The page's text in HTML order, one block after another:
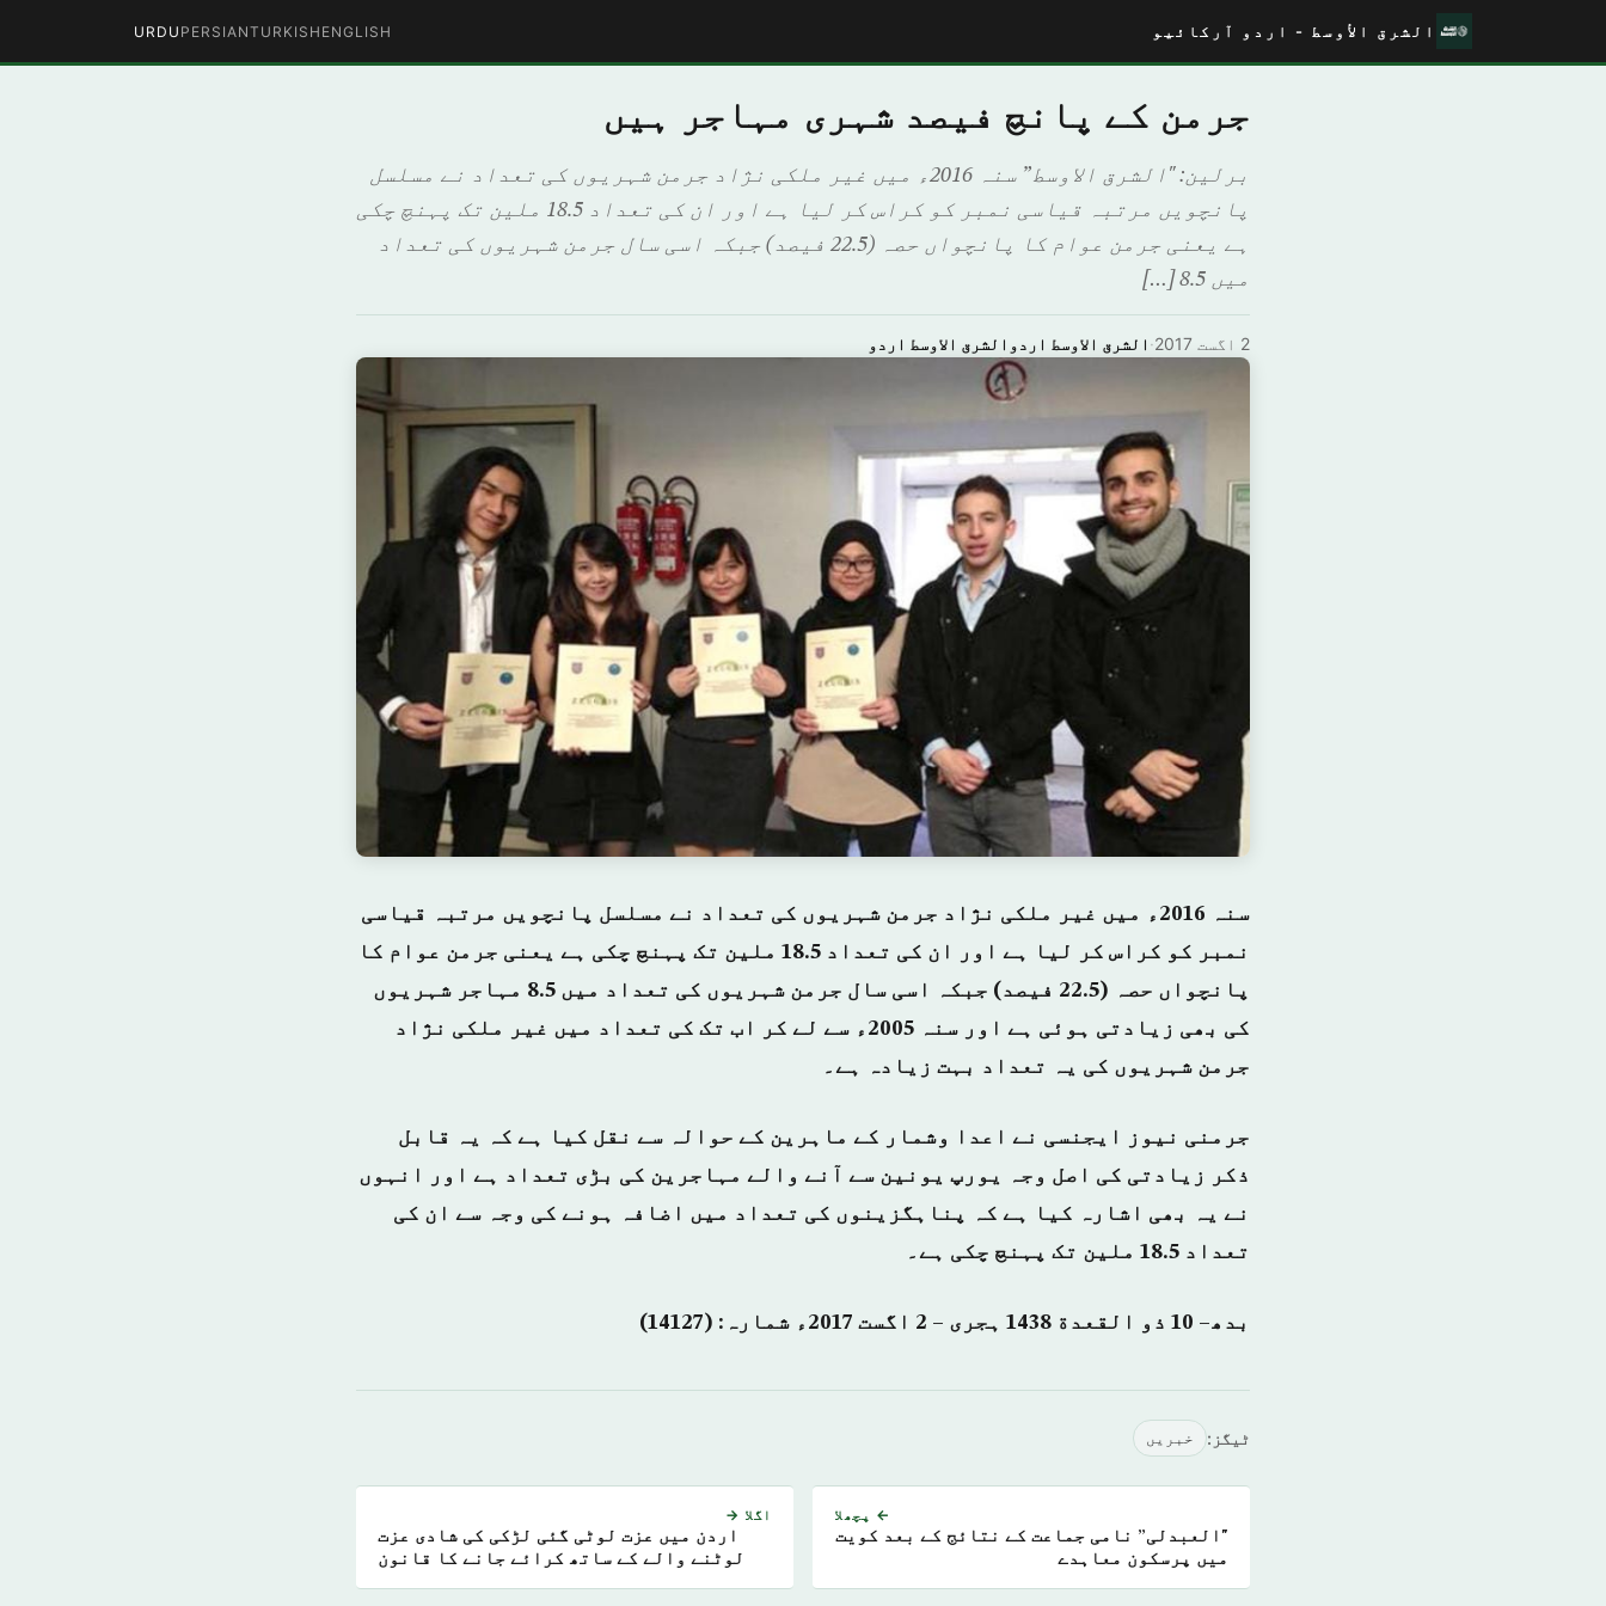
الشرق الأوسط - اردو آرکائیو ENGLISH
TURKISH
PERSIAN
URDU
جرمن کے پانچ فیصد شہری مہاجر ہیں
برلین: "الشرق الاوسط” سنہ 2016ء میں غیر ملکی نژاد جرمن شہریوں کی تعداد نے مسلسل
پانچویں مرتبہ قیاسی نمبر کو کراس کر لیا ہے اور ان کی تعداد 18.5 ملین تک پہنچ چکی
ہے یعنی جرمن عوام کا پانچواں حصہ (22.5 فیصد) جبکہ اسی سال جرمن شہریوں کی تعداد
میں 8.5 […]
الشرق الاوسط اردوالشرق الاوسط اردو · 2 اگست 2017
سنہ 2016ء میں غیر ملکی نژاد جرمن شہریوں کی تعداد نے مسلسل پانچویں مرتبہ قیاسی
نمبر کو کراس کر لیا ہے اور ان کی تعداد 18.5 ملین تک پہنچ چکی ہے یعنی جرمن عوام کا
پانچواں حصہ (22.5 فیصد) جبکہ اسی سال جرمن شہریوں کی تعداد میں 8.5 مہاجر شہریوں
کی بھی زیادتی ہوئی ہے اور سنہ 2005ء سے لے کر اب تک کی تعداد میں غیر ملکی نژاد
جرمن شہریوں کی یہ تعداد بہت زیادہ ہے۔
جرمنی نیوز ایجنسی نے اعدا وشمار کے ماہرین کے حوالہ سے نقل کیا ہے کہ یہ قابل
ذکر زیادتی کی اصل وجہ یورپ یونین سے آنے والے مہاجرین کی بڑی تعداد ہے اور انہوں
نے یہ بھی اشارہ کیا ہے کہ پناہگزینوں کی تعداد میں اضافہ ہونے کی وجہ سے ان کی
تعداد 18.5 ملین تک پہنچ چکی ہے۔
بدھ– 10 ذو القعدة 1438 ہجری – 2 اگست 2017ء شمارہ: (14127)
ٹیگز: خبريں
← پچھلا
"العبدلی” نامی جماعت کے نتائج کے بعد کویت
میں پرسکون معاہدے
اگلا →
اردن میں عزت لوٹی گئی لڑکی کی شادی عزت
لوٹنے والے کے ساتھ کرائے جانے کا قانون